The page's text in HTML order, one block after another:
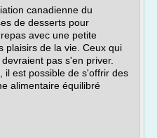
canadienne du
de desserts pour
avec une petite
plaisirs de la vie. Ceux qui
pas s'en priver.
il est possible de s'offrir des
alimentaire équilibré